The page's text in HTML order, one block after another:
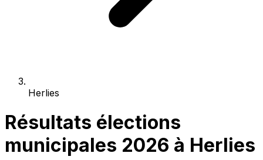
Herlies
Résultats élections
municipales 2026 à Herlies